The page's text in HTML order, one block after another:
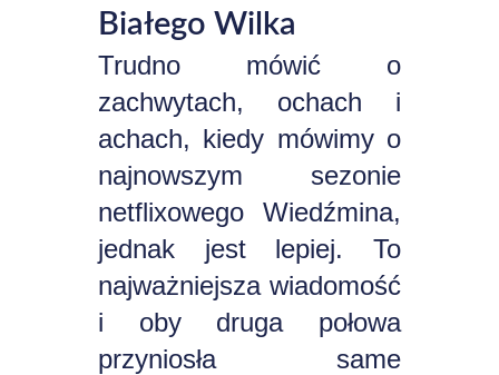
Białego Wilka
Trudno mówić o
zachwytach, ochach i
achach, kiedy mówimy o
najnowszym sezonie
netflixowego Wiedźmina,
jednak jest lepiej. To
najważniejsza wiadomość
i oby druga połowa
przyniosła same